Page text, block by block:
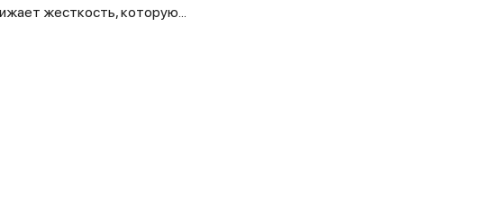
жесткость, которую...